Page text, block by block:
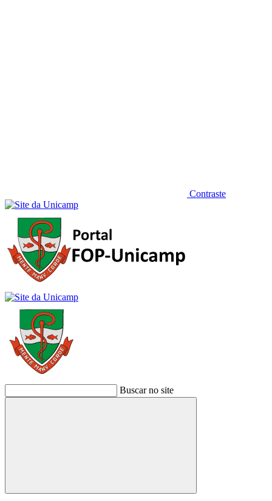
Contraste
Buscar no site
Buscar